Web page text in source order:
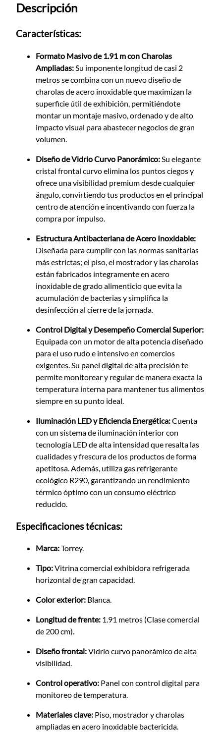
Descripción
Características:
Formato Masivo de 1.91 m con Charolas
Ampliadas:Su imponente longitud de casi 2
metros se combina con un nuevo diseño de
charolas de acero inoxidable que maximizan la
superficie útil de exhibición, permitiéndote
montar un montaje masivo, ordenado y de alto
impacto visual para abastecer negocios de gran
volumen.
Diseño de Vidrio Curvo Panorámico:Su elegante
cristal frontal curvo elimina los puntos ciegos y
ofrece una visibilidad premium desde cualquier
ángulo, convirtiendo tus productos en el principal
centro de atención e incentivando con fuerza la
compra por impulso.
Estructura Antibacteriana de Acero Inoxidable:
Diseñada para cumplir con las normas sanitarias
más estrictas; el piso, el mostrador y las charolas
están fabricados íntegramente en acero
inoxidable de grado alimenticio que evita la
acumulación de bacterias y simplifica la
desinfección al cierre de la jornada.
Control Digital y Desempeño Comercial Superior:
Equipada con un motor de alta potencia diseñado
para el uso rudo e intensivo en comercios
exigentes. Su panel digital de alta precisión te
permite monitorear y regular de manera exacta la
temperatura interna para mantener tus alimentos
siempre en su punto ideal.
Iluminación LED y Eficiencia Energética:Cuenta
con un sistema de iluminación interior con
tecnología LED de alta intensidad que resalta las
cualidades y frescura de los productos de forma
apetitosa. Además, utiliza gas refrigerante
ecológico R290, garantizando un rendimiento
térmico óptimo con un consumo eléctrico
reducido.
Especificaciones técnicas:
Marca:Torrey.
Tipo:Vitrina comercial exhibidora refrigerada
horizontal de gran capacidad.
Color exterior: Blanca.
Longitud de frente: 1.91 metros (Clase comercial
de 200 cm).
Diseño frontal:Vidrio curvo panorámico de alta
visibilidad.
Control operativo: Panel con control digital para
monitoreo de temperatura.
Materiales clave: Piso, mostrador y charolas
ampliadas en acero inoxidable bactericida.